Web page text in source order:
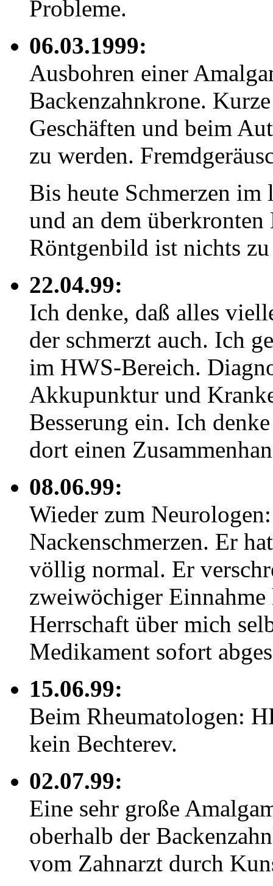
Probleme.
06.03.1999:
Ausbohren einer
Backenzahnkrone.
Geschäften und beim
zu werden.
Bis heute Schmerzen
und an dem
Röntgenbild ist nichts zu
22.04.99:
Ich denke, daß alles
der schmerzt auch. Ich
im HWS-Bereich.
Akkupunktur und
Besserung ein. Ich
dort einen
08.06.99:
Wieder zum
Nackenschmerzen. Er
völlig normal. Er
zweiwöchiger
Herrschaft über mich
Medikament sofort
15.06.99:
Beim Rheumatologen:
kein Bechterev.
02.07.99:
Eine sehr große
oberhalb der
vom Zahnarzt durch